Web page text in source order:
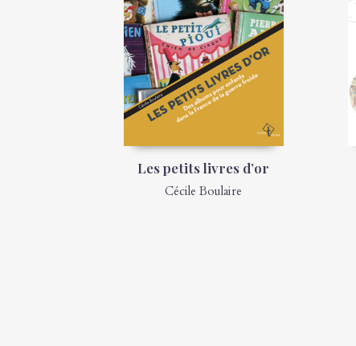
Les petits livres d’or
Cécile Boulaire